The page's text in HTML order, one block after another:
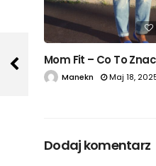
Mom Fit – Co To
Manekn Maj 18,
Dodaj komentarz